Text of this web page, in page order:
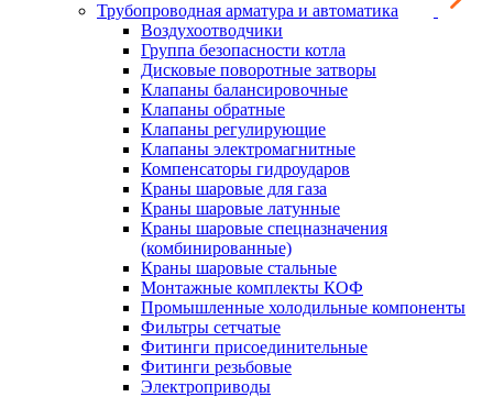
Трубопроводная арматура и автоматика
Воздухоотводчики
Группа безопасности котла
Дисковые поворотные затворы
Клапаны балансировочные
Клапаны обратные
Клапаны регулирующие
Клапаны электромагнитные
Компенсаторы гидроударов
Краны шаровые для газа
Краны шаровые латунные
Краны шаровые спецназначения
(комбинированные)
Краны шаровые стальные
Монтажные комплекты КОФ
Промышленные холодильные компоненты
Фильтры сетчатые
Фитинги присоединительные
Фитинги резьбовые
Электроприводы